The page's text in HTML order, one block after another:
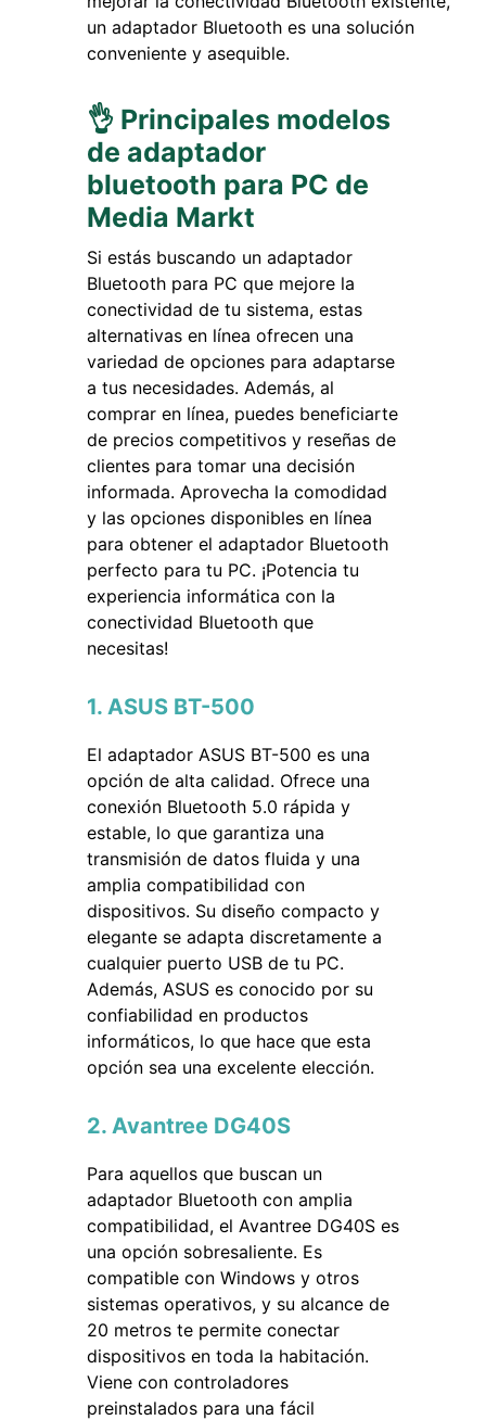
un adaptador Bluetooth es una solución
conveniente y asequible.
👌 Principales modelos
de adaptador
bluetooth para PC de
Media Markt
Si estás buscando un adaptador
Bluetooth para PC que mejore la
conectividad de tu sistema, estas
alternativas en línea ofrecen una
variedad de opciones para adaptarse
a tus necesidades. Además, al
comprar en línea, puedes beneficiarte
de precios competitivos y reseñas de
clientes para tomar una decisión
informada. Aprovecha la comodidad
y las opciones disponibles en línea
para obtener el adaptador Bluetooth
perfecto para tu PC. ¡Potencia tu
experiencia informática con la
conectividad Bluetooth que
necesitas!
1. ASUS BT-500
El adaptador ASUS BT-500 es una
opción de alta calidad. Ofrece una
conexión Bluetooth 5.0 rápida y
estable, lo que garantiza una
transmisión de datos fluida y una
amplia compatibilidad con
dispositivos. Su diseño compacto y
elegante se adapta discretamente a
cualquier puerto USB de tu PC.
Además, ASUS es conocido por su
confiabilidad en productos
informáticos, lo que hace que esta
opción sea una excelente elección.
2. Avantree DG40S
Para aquellos que buscan un
adaptador Bluetooth con amplia
compatibilidad, el Avantree DG40S es
una opción sobresaliente. Es
compatible con Windows y otros
sistemas operativos, y su alcance de
20 metros te permite conectar
dispositivos en toda la habitación.
Viene con controladores
preinstalados para una fácil